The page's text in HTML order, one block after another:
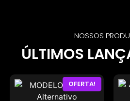
NOSSOS
ÚLTIMOS
OFERTA!